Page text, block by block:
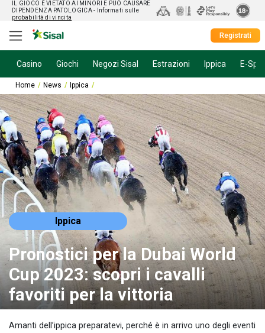
IL GIOCO È VIETATO AI MINORI E PUÒ CAUSARE
DIPENDENZA PATOLOGICA - Informati sulle
probabilità di vincita
Registrati
Casino Giochi Negozi Sisal Estrazioni Ippica E-
Home News Ippica
Ippica
Pronostici per la Dubai World
Cup 2023: scopri i cavalli
favoriti per la vittoria
Amanti dell’ippica preparatevi, perché è in arrivo uno degli eventi